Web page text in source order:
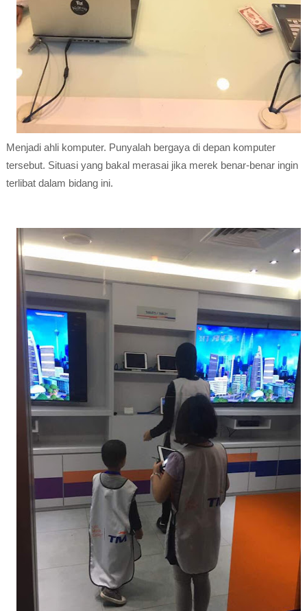
Menjadi ahli komputer. Punyalah bergaya di depan komputer
tersebut. Situasi yang bakal merasai jika merek benar-benar ingin
terlibat dalam bidang ini.